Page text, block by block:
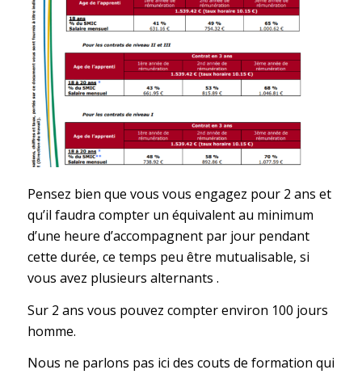
Pensez bien que vous vous engagez pour 2 ans et
qu’il faudra compter un équivalent au minimum
d’une heure d’accompagnent par jour pendant
cette durée, ce temps peu être mutualisable, si
vous avez plusieurs alternants .
Sur 2 ans vous pouvez compter environ 100 jours
homme.
Nous ne parlons pas ici des couts de formation qui